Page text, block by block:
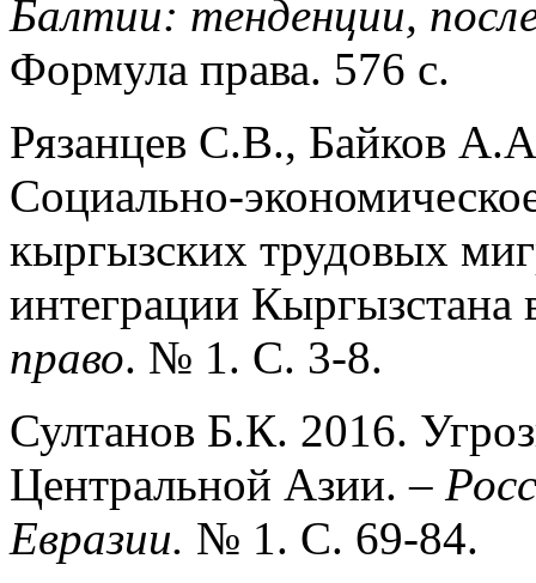
Балтии: тенденции,
Формула права. 576 с.
Рязанцев С.В., Байков
Социально-
кыргызских трудовых
интеграции
право. № 1. С. 3-8.
Султанов Б.К. 2016.
Центральной Азии. –
Евразии. № 1. С. 69-84.